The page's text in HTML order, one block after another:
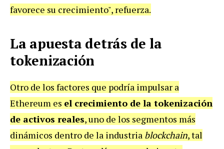
favorece su crecimiento", refuerza.
La apuesta detrás de la
tokenización
Otro de los factores que podría impulsar a
Ethereum es el crecimiento de la tokenización
de activos reales, uno de los segmentos más
dinámicos dentro de la industria blockchain, tal